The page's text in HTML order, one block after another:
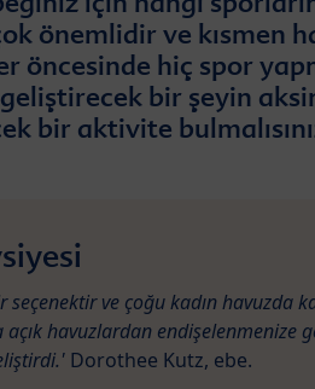
önemlidir ve kısmen
öncesinde hiç spor
bir şeyin
bir aktivite
seçenektir ve çoğu kadın havuzda
açık havuzlardan endişelenmenize
Dorothee Kutz, ebe.